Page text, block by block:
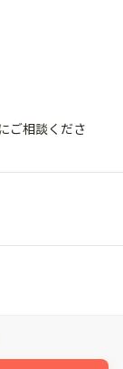
ご相談くださ